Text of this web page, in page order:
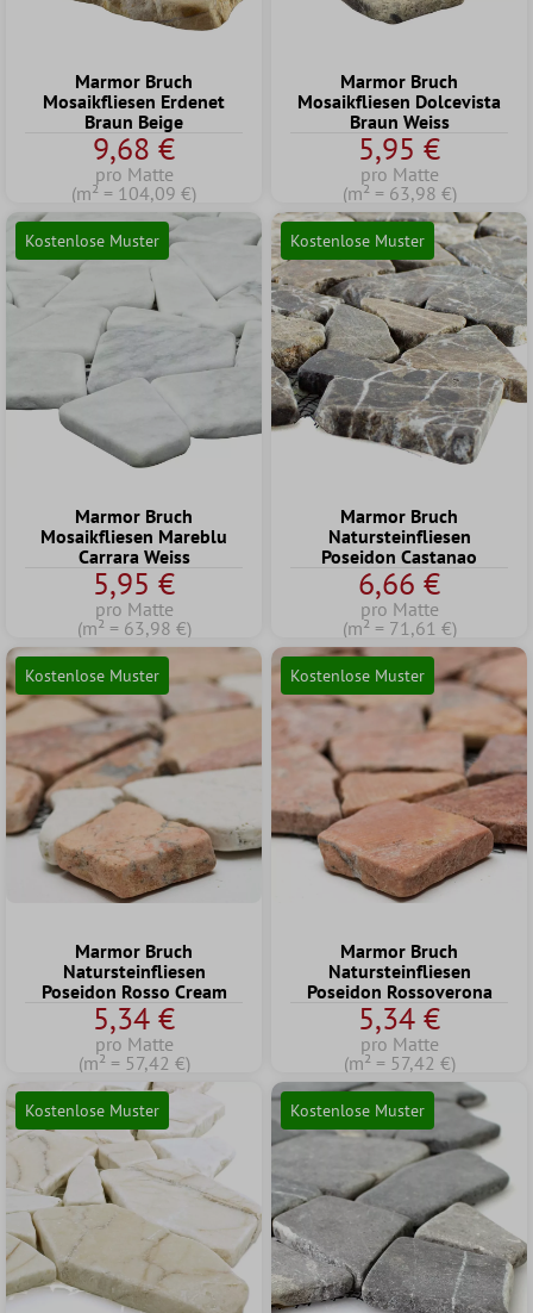
Marmor Bruch
Mosaikfliesen Erdenet
Braun Beige
9,68 €
pro Matte
(m² = 104,09 €)
Marmor Bruch
Mosaikfliesen Dolcevista
Braun Weiss
5,95 €
pro Matte
(m² = 63,98 €)
Kostenlose Muster
Marmor Bruch
Mosaikfliesen Mareblu
Carrara Weiss
5,95 €
pro Matte
(m² = 63,98 €)
Kostenlose Muster
Marmor Bruch
Natursteinfliesen
Poseidon Castanao
6,66 €
pro Matte
(m² = 71,61 €)
Kostenlose Muster
Marmor Bruch
Natursteinfliesen
Poseidon Rosso Cream
5,34 €
pro Matte
(m² = 57,42 €)
Kostenlose Muster
Marmor Bruch
Natursteinfliesen
Poseidon Rossoverona
5,34 €
pro Matte
(m² = 57,42 €)
Kostenlose Muster Kostenlose Muster